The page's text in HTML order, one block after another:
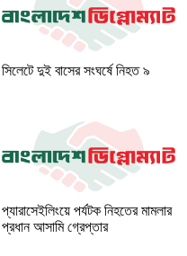
সিলেটে দুই বাসের সংঘর্ষে নিহত ৯
প্যারাসেইলিংয়ে পর্যটক নিহতের মামলার
প্রধান আসামি গ্রেপ্তার